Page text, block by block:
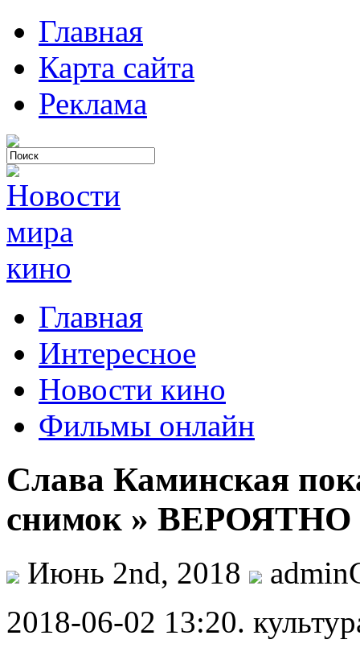
Главная
Карта сайта
Реклама
Главная
Интересное
Новости кино
Фильмы онлайн
Слава Каминская
снимок » ВЕРОЯТНО
Июнь 2nd, 2018
2018-06-02 13:20.